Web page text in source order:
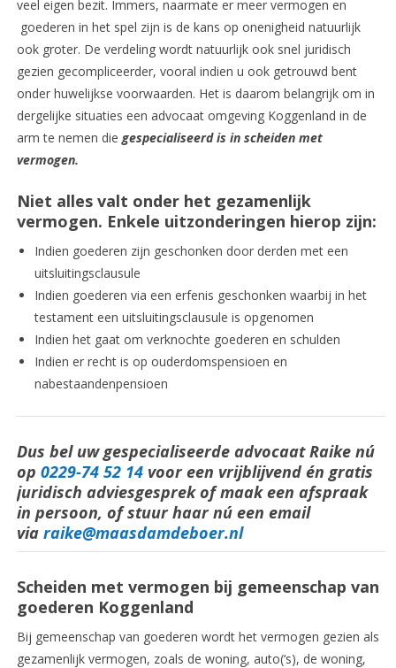
veel eigen bezit. Immers, naarmate er meer vermogen en
goederen in het spel zijn is de kans op onenigheid natuurlijk
ook groter. De verdeling wordt natuurlijk ook snel juridisch
gezien gecompliceerder, vooral indien u ook getrouwd bent
onder huwelijkse voorwaarden. Het is daarom belangrijk om in
dergelijke situaties een advocaat omgeving Koggenland in de
arm te nemen die gespecialiseerd is in scheiden met
vermogen.
Niet alles valt onder het gezamenlijk
vermogen. Enkele uitzonderingen hierop zijn:
Indien goederen zijn geschonken door derden met een
uitsluitingsclausule
Indien goederen via een erfenis geschonken waarbij in het
testament een uitsluitingsclausule is opgenomen
Indien het gaat om verknochte goederen en schulden
Indien er recht is op ouderdomspensioen en
nabestaandenpensioen
Dus bel uw gespecialiseerde advocaat Raike nú
op 0229-74 52 14 voor een vrijblijvend én gratis
juridisch adviesgesprek of maak een afspraak
in persoon, of stuur haar nú een email
via raike@maasdamdeboer.nl
Scheiden met vermogen bij gemeenschap van
goederen Koggenland
Bij gemeenschap van goederen wordt het vermogen gezien als
gezamenlijk vermogen, zoals de woning, auto(‘s), de woning,